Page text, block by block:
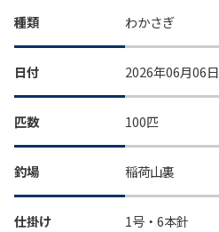
種類 わかさぎ
日付 2026年06月06日
匹数 100匹
釣場 稲荷山裏
仕掛け 1号・6本針